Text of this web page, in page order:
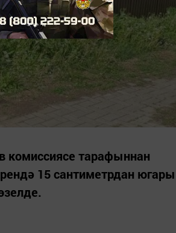
комиссиясе тарафыннан
15 сантиметрдан югары